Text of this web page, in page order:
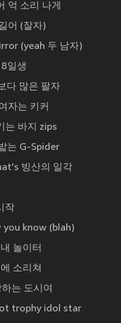
억 소리 나게
어 (잘자)
(yeah 두 남자)
일생
다 많은 팔자
자는 키커
는 바지 zips
는 G-Spider
빙산의 일각
작
know (blah)
놀이터
소리쳐
는 도시여
trophy idol star